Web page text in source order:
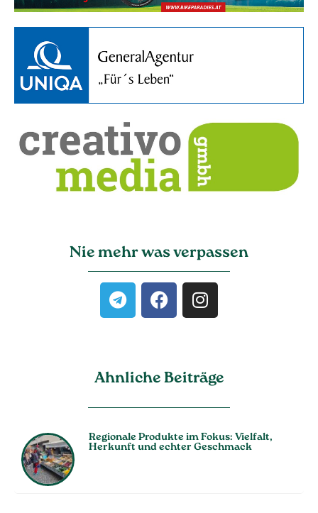
Nie mehr was verpassen
Ahnliche Beiträge
Regionale Produkte im Fokus: Vielfalt,
Herkunft und echter Geschmack